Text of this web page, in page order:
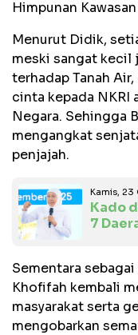
Himpunan
Menurut Didik,
meski sangat kecil
terhadap Tanah
cinta kepada NKRI
Negara. Sehingga
mengangkat
penjajah.
Kamis, 23
Kado
7
Sementara
Khofifah kembali
masyarakat serta
mengobarkan